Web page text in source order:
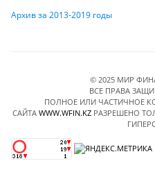
Архив за 2013-2019 годы
© 2025 МИР
ВСЕ ПРАВА
ПОЛНОЕ ИЛИ ЧАСТИЧНОЕ
САЙТА WWW.WFIN.KZРАЗРЕШЕНО